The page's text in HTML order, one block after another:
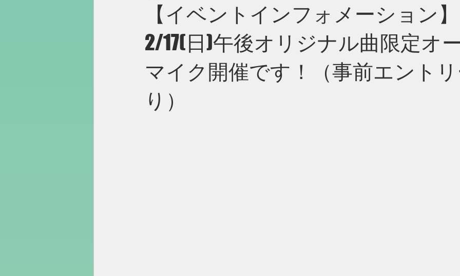
【イベントインフォメーション】
2/17(日)午後オリジナル曲限定オ
マイク開催です！（事前エント
り）